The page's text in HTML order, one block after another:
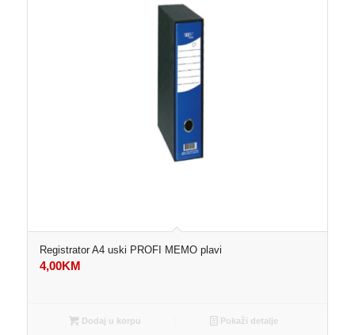
Registrator A4 uski PROFI MEMO plavi
4,00KM
Dodaj u korpu Pokaži detalje